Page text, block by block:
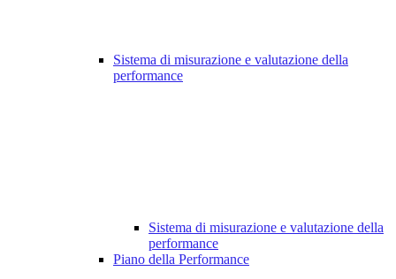
Sistema di misurazione e valutazione della
performance
Sistema di misurazione e valutazione della
performance
Piano della Performance